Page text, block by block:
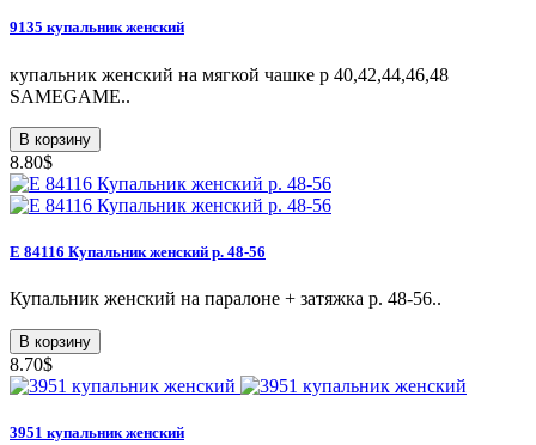
9135 купальник женский
купальник женский на мягкой чашке р 40,42,44,46,48
SAMEGAME..
В корзину
8.80$
Е 84116 Купальник женский р. 48-56
Купальник женский на паралоне + затяжка р. 48-56..
В корзину
8.70$
3951 купальник женский